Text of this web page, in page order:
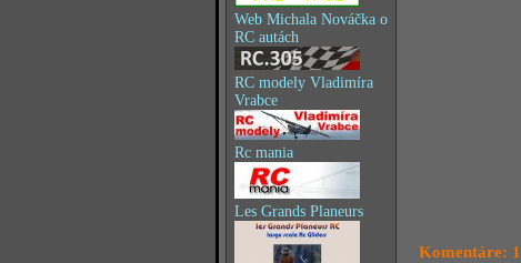
Web Michala Nováčka o
RC autách
RC modely Vladimíra
Vrabce
Rc mania
Les Grands Planeurs
Komentáre: 1